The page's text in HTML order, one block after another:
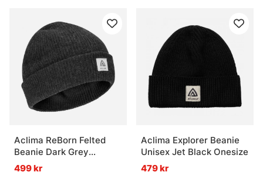
Aclima ReBorn Felted
Beanie Dark Grey
Melange
499 kr
Aclima Explorer Beanie
Unisex Jet Black Onesize
479 kr